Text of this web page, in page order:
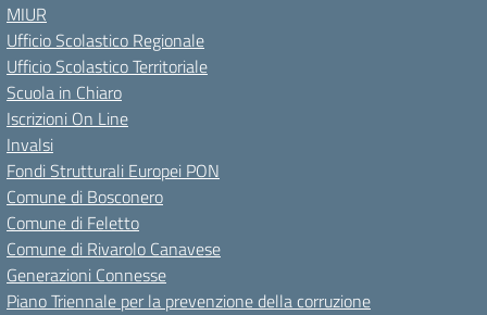
MIUR
Ufficio Scolastico Regionale
Ufficio Scolastico Territoriale
Scuola in Chiaro
Iscrizioni On Line
Invalsi
Fondi Strutturali Europei PON
Comune di Bosconero
Comune di Feletto
Comune di Rivarolo Canavese
Generazioni Connesse
Piano Triennale per la prevenzione della corruzione